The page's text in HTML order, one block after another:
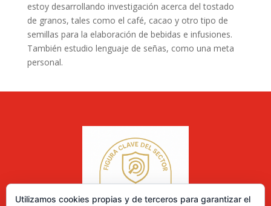
estoy desarrollando investigación acerca del tostado
de granos, tales como el café, cacao y otro tipo de
semillas para la elaboración de bebidas e infusiones.
También estudio lenguaje de señas, como una meta
personal.
Utilizamos cookies propias y de terceros para garantizar el